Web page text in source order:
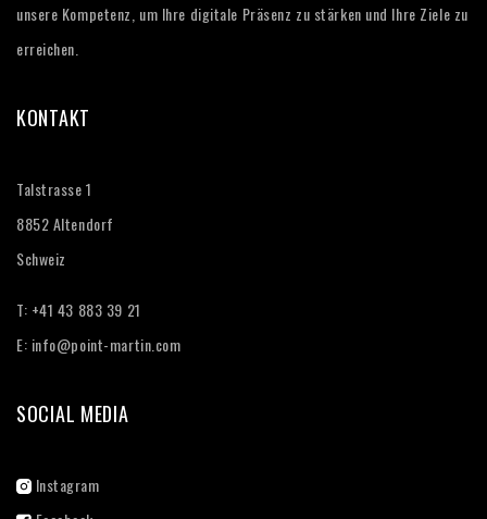
unsere Kompetenz, um Ihre digitale Präsenz zu stärken und Ihre Ziele zu
erreichen.
KONTAKT
Talstrasse 1
8852 Altendorf
Schweiz
T: +41 43 883 39 21‬
E: info@point-martin.com
SOCIAL MEDIA
Instagram